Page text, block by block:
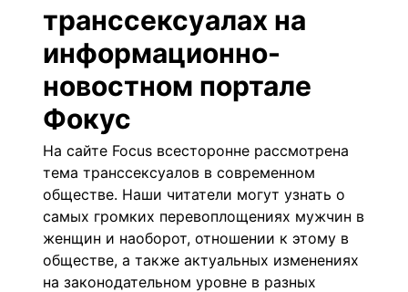
транссексуалах на
информационно-
новостном портале
Фокус
На сайте Focus всесторонне рассмотрена
тема транссексуалов в современном
обществе. Наши читатели могут узнать о
самых громких перевоплощениях мужчин в
женщин и наоборот, отношении к этому в
обществе, а также актуальных изменениях
на законодательном уровне в разных